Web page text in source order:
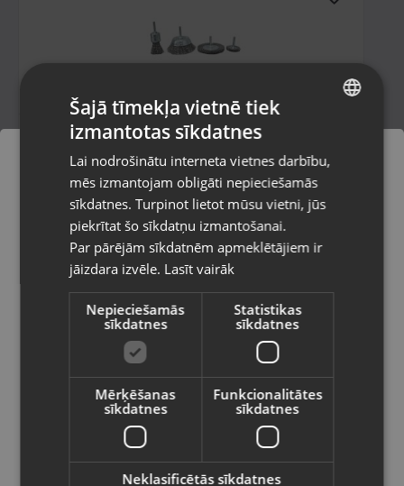
Parkside Wire Brush Set PDRBS 4 A1
Ventspils, Kuldīgas iela 26
Stāvoklis Jauns (Garantija 24 mēneši)
18.00€
Hilti HDM330
Pasūtījumi tiks piegādāti uz
izvēlēto valsti
Vietnes saturs būs attēlots izvēlētajā
valodā
Valsts
Latviešu / Latvian
RUSSIAN
Šajā tīmekļa vietnē tiek
izmantotas sīkdatnes
Lai nodrošinātu interneta vietnes darbību,
mēs izmantojam obligāti nepieciešamās
sīkdatnes. Turpinot lietot mūsu vietni, jūs
piekrītat šo sīkdatņu izmantošanai.
Par pārējām sīkdatnēm apmeklētājiem ir
jāizdara izvēle. Lasīt vairāk
Nepieciešamās
sīkdatnes
Statistikas
sīkdatnes
Mērķēšanas
sīkdatnes
Funkcionalitātes
sīkdatnes
Neklasificētās sīkdatnes